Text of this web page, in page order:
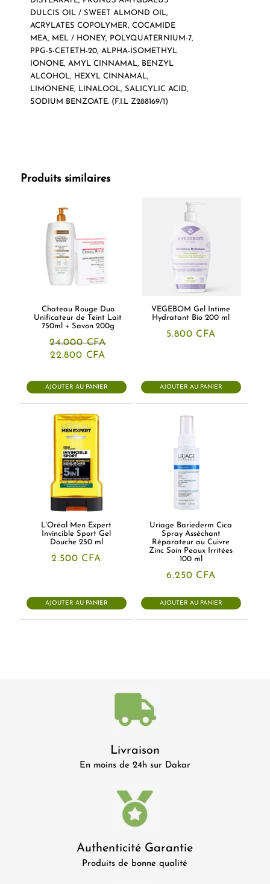
DULCIS OIL / SWEET ALMOND OIL,
ACRYLATES COPOLYMER, COCAMIDE
MEA, MEL / HONEY, POLYQUATERNIUM-7,
PPG-5-CETETH-20, ALPHA-ISOMETHYL
IONONE, AMYL CINNAMAL, BENZYL
ALCOHOL, HEXYL CINNAMAL,
LIMONENE, LINALOOL, SALICYLIC ACID,
SODIUM BENZOATE. (F.I.L Z288169/1)
Produits similaires
Chateau Rouge Duo
Unificateur de Teint Lait
750ml + Savon 200g
24.000CFA
Le
était :
24.000 CFA.
22.800 CFA
est :
22.800 CFA.
AJOUTER AU PANIER
VEGEBOM Gel Intime
Hydratant Bio 200 ml
5.800 CFA
AJOUTER AU PANIER
L’Oréal Men Expert
Invincible Sport Gel
Douche 250 ml
2.500 CFA
AJOUTER AU PANIER
Uriage Bariederm Cica
Spray Asséchant
Réparateur au Cuivre
Zinc Soin Peaux Irritées
100 ml
6.250 CFA
AJOUTER AU PANIER
Livraison
En moins de 24h sur Dakar
Authenticité Garantie
Produits de bonne qualité